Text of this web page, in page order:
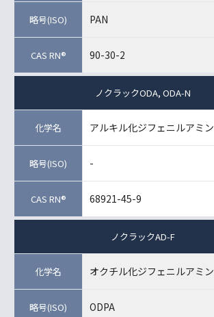
PAN
90-30-2
ノクラックODA, ODA-N
アルキル化ジフェニルアミン
-
68921-45-9
ノクラックAD-F
オクチル化ジフェニルアミン
ODPA